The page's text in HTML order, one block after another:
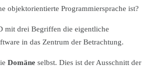
objektorientierte Programmiersprache ist?
mit drei Begriffen die eigentliche
in das Zentrum der Betrachtung.
Domäne selbst. Dies ist der Ausschnitt der